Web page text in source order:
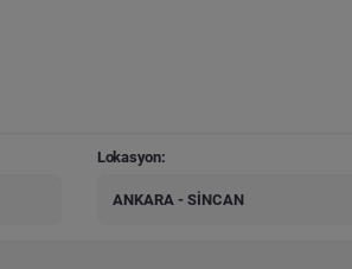
Lokasyon:
ANKARA - SİNCAN